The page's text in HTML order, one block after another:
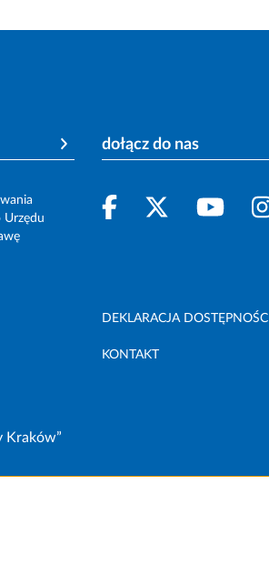
Urzędu
dołącz do nas
DEKLARACJA DOSTĘPNOŚCI
KONTAKT
Kraków”